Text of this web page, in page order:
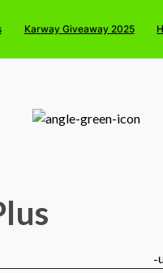
Karway Giveaway 2025